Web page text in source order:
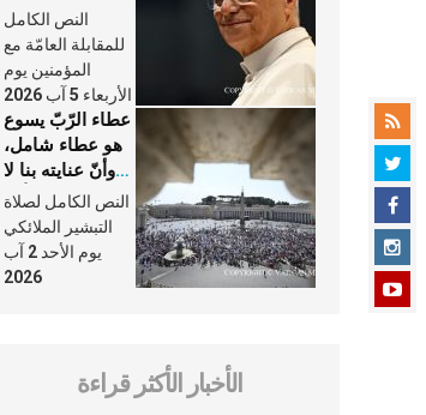
وكلّ يوم، هما
النَّفَس في حياة
الكنيسة
النص الكامل
للمقابلة العامّة مع
المؤمنين يوم
الأربعاء 5 آب 2026
عطاء الرّبّ يسوع
هو عطاء شامل،
وأنّ عنايته بنا لا
تغيب عنّا أبدًا
النص الكامل لصلاة
التبشير الملائكي
يوم الأحد 2 آب
2026
الأخبار الأكثر قراءة